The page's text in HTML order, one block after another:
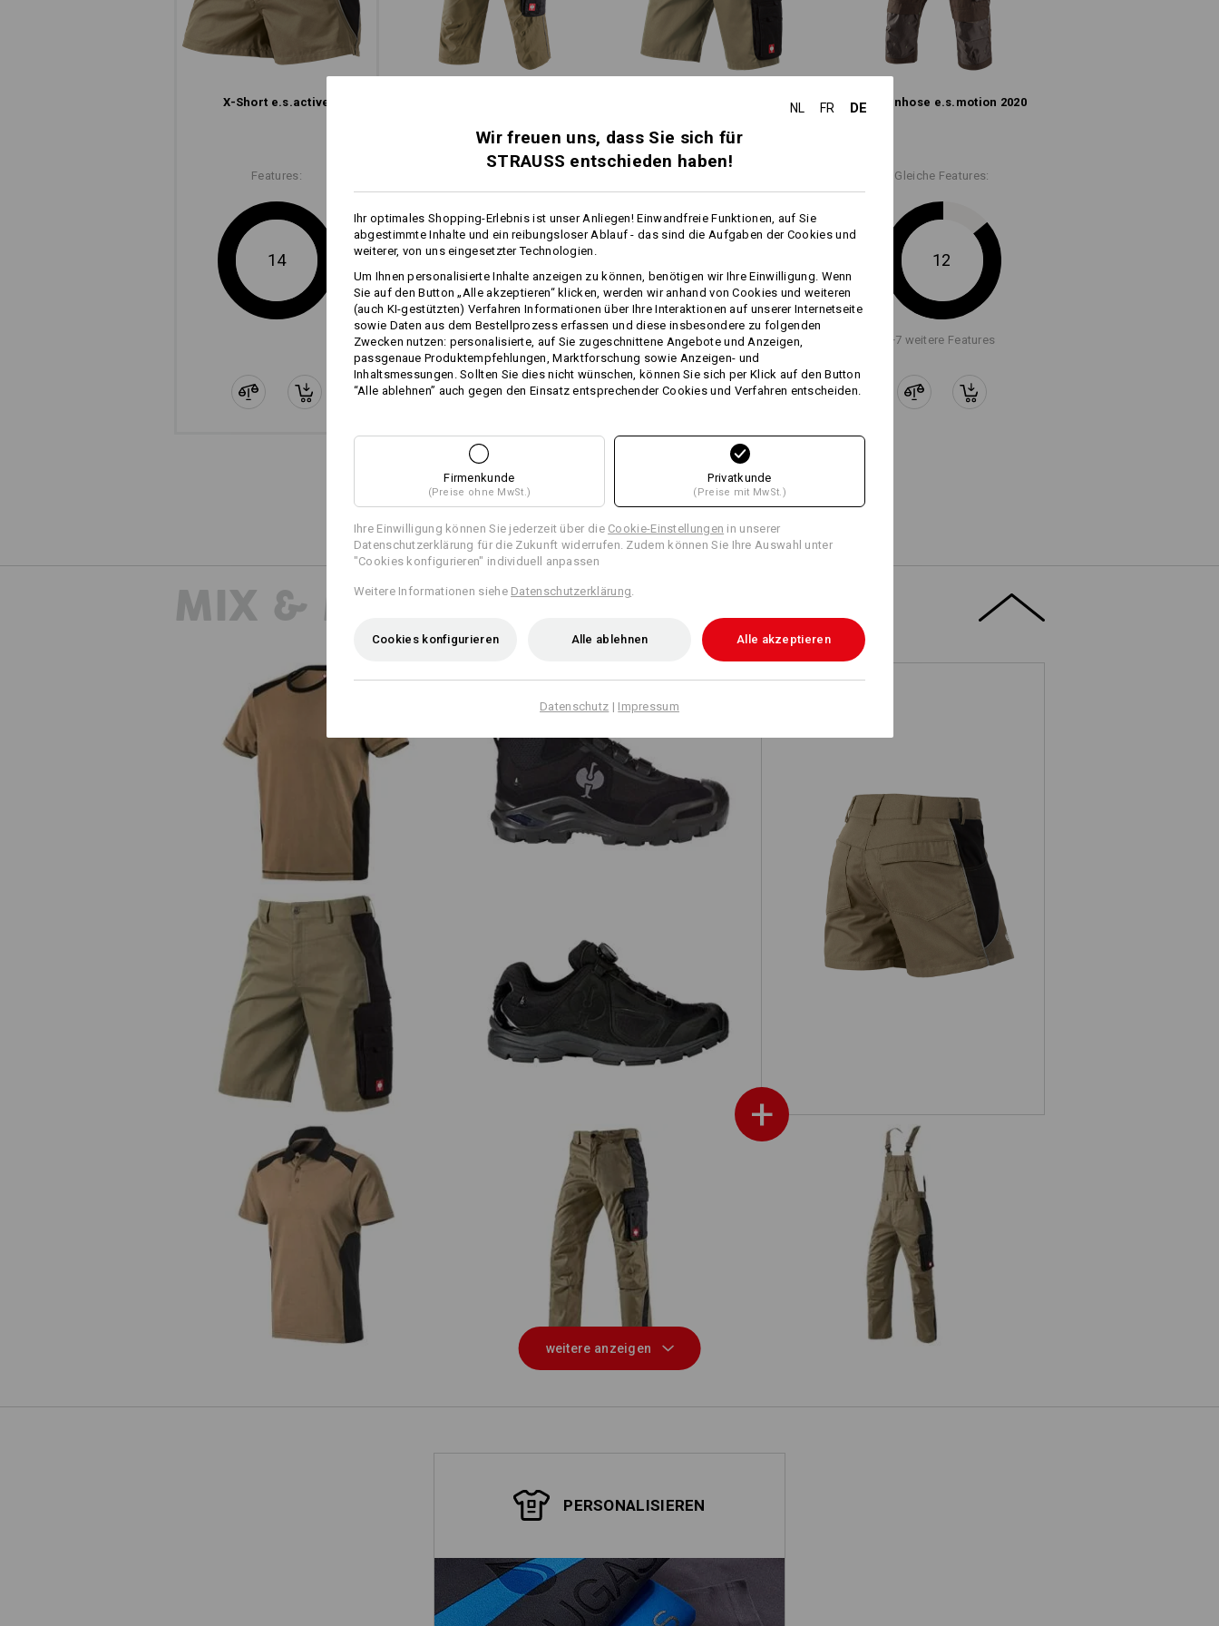
Personalisierung:
X-Short e.s.​active
Features:
14
Piratenhose e.s.​motion 2020
13
+3 weitere Features +3 weitere Features
Gleiche Features:
12
+7 weitere Features
Alle Details vergleichen
MIX & MATCH
X-Short e.s.active
+
S3 Sicherheitsschuhe e.s. Kastra II
mid
Short e.s.active O2 Berufsschuhe e.s. Minkar II
Polo-Shirt cotton e.s.active Bundhose e.s.active Latzhose e.s.active
weitere anzeigen
PERSONALISIEREN
NL FR DE
Wir freuen uns, dass Sie sich für
STRAUSS entschieden haben!
Ihr optimales Shopping-Erlebnis ist unser Anliegen! Einwandfreie Funktionen, auf Sie
abgestimmte Inhalte und ein reibungsloser Ablauf - das sind die Aufgaben der Cookies und
weiterer, von uns eingesetzter Technologien.
Um Ihnen personalisierte Inhalte anzeigen zu können, benötigen wir Ihre Einwilligung. Wenn
Sie auf den Button „Alle akzeptieren“ klicken, werden wir anhand von Cookies und weiteren
(auch KI-gestützten) Verfahren Informationen über Ihre Interaktionen auf unserer Internetseite
sowie Daten aus dem Bestellprozess erfassen und diese insbesondere zu folgenden
Zwecken nutzen: personalisierte, auf Sie zugeschnittene Angebote und Anzeigen,
passgenaue Produktempfehlungen, Marktforschung sowie Anzeigen- und
Inhaltsmessungen. Sollten Sie dies nicht wünschen, können Sie sich per Klick auf den Button
“Alle ablehnen” auch gegen den Einsatz entsprechender Cookies und Verfahren entscheiden.
Firmenkunde
(Preise ohne MwSt.)
Privatkunde
(Preise mit MwSt.)
Ihre Einwilligung können Sie jederzeit über die Cookie-Einstellungen in unserer
Datenschutzerklärung für die Zukunft widerrufen. Zudem können Sie Ihre Auswahl unter
"Cookies konfigurieren" individuell anpassen
Weitere Informationen siehe Datenschutzerklärung
Cookies konfigurieren Alle ablehnen Alle akzeptieren
Datenschutz | Impressum